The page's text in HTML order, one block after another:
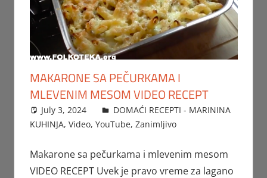
MAKARONE SA PEČURKAMA I
MLEVENIM MESOM VIDEO RECEPT
July 3, 2024 FTorgAdmin
DOMAĆI RECEPTI - MARININA
KUHINJA, Video, YouTube, Zanimljivo
Makarone sa pečurkama i mlevenim mesom
VIDEO RECEPT Uvek je pravo vreme za lagano